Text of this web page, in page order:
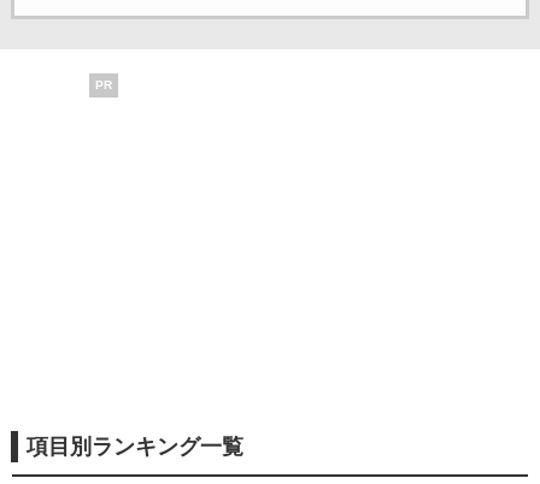
PR
項目別ランキング一覧